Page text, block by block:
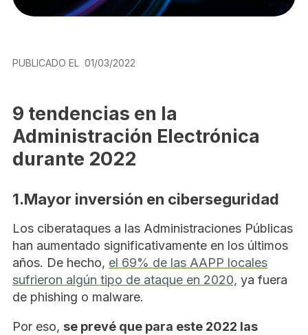
PUBLICADO EL 01/03/2022
9 tendencias en la
Administración Electrónica
durante 2022
1.Mayor inversión en ciberseguridad
Los ciberataques a las Administraciones Públicas
han aumentado significativamente en los últimos
años. De hecho, el 69% de las AAPP locales
sufrieron algún tipo de ataque en 2020, ya fuera
de phishing o malware.
Por eso, se prevé que para este 2022 las